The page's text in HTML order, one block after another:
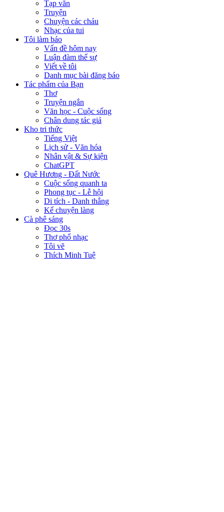
Tạp văn
Truyện
Chuyện các cháu
Nhạc của tui
Tôi làm báo
Vấn đề hôm nay
Luận đàm thế sự
Viết về tôi
Danh mục bài đăng báo
Tác phẩm của Bạn
Thơ
Truyện ngắn
Văn học - Cuộc sống
Chân dung tác giả
Kho tri thức
Tiếng Việt
Lịch sử - Văn hóa
Nhân vật & Sự kiện
ChatGPT
Quê Hương - Đất Nước
Cuộc sống quanh ta
Phong tục - Lễ hội
Di tích - Danh thắng
Kể chuyện làng
Cà phê sáng
Đọc 30s
Thơ phổ nhạc
Tôi vẽ
Thích Minh Tuệ